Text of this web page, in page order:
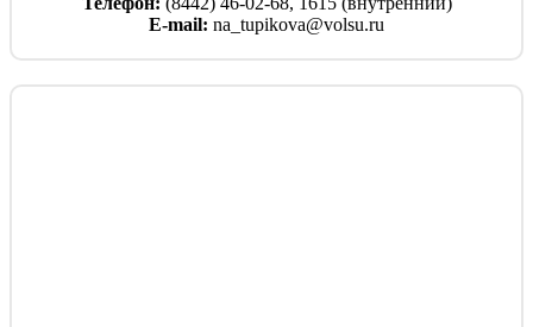
E-mail: na_tupikova@volsu.ru